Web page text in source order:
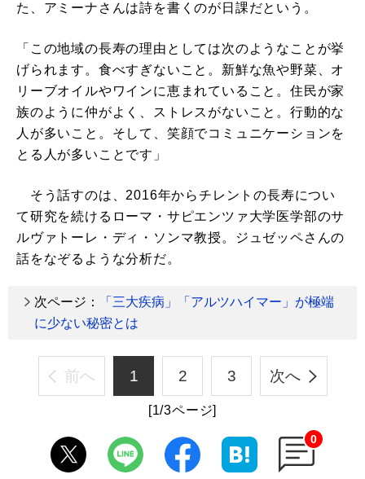
た、アミーナさんは詩を書くのが日課だという。
「この地域の長寿の理由としては次のようなことが挙
げられます。食べすぎないこと。新鮮な魚や野菜、オ
リーブオイルやワインに恵まれていること。住民が家
族のように仲がよく、ストレスがないこと。行動的な
人が多いこと。そして、笑顔でコミュニケーションを
とる人が多いことです」
そう話すのは、2016年からチレントの長寿につい
て研究を続けるローマ・サピエンツァ大学医学部のサ
ルヴァトーレ・ディ・ソンマ教授。ジュゼッペさんの
話をなぞるような分析だ。
次ページ：
「三大疾病」「アルツハイマー」が極端
に少ない秘密とは
前へ 1 2 3 次へ
[1/3ページ]
0